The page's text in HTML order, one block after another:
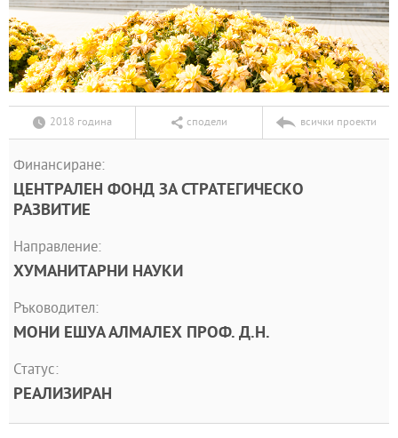
2018 година сподели всички проекти
Финансиране:
ЦЕНТРАЛЕН ФОНД ЗА СТРАТЕГИЧЕСКО
РАЗВИТИЕ
Направление:
ХУМАНИТАРНИ НАУКИ
Ръководител:
МОНИ ЕШУА АЛМАЛЕХ ПРОФ. Д.Н.
Статус:
РЕАЛИЗИРАН